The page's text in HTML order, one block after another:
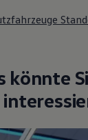
könnte